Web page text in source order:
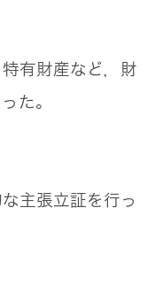
有財産など，財
た。
主張立証を行っ